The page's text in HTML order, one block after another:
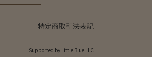
特定商取引法表記
Supported by Little Blue LLC